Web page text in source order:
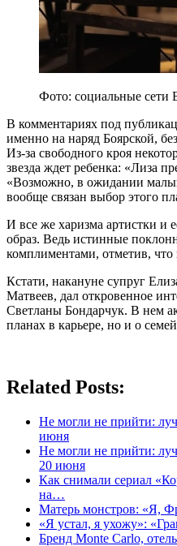
Фото: социальные сети
В комментариях под
именно на наряд Боярской,
Из-за свободного кроя
звезда ждет ребенка: «Лиза
«Возможно, в ожидании
вообще связан выбор этого
И все же харизма артистки и
образ. Ведь истинные
комплиментами, отметив, что
Кстати, накануне супруг
Матвеев, дал откровенное
Светланы Бондарчук. В нем
планах в карьере, но и о
Related Posts:
Не могли не прийти:
июня
Не могли не прийти:
20 июня
Как снимали сериал
на…
Матерь монстров: «Я,
«Я устал, я ухожу»:
Бренд Monte Carlo,